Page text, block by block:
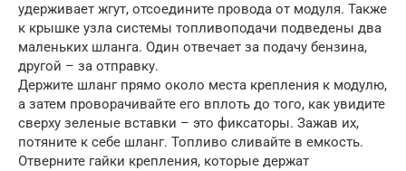
удерживает жгут, отсоедините провода от модуля. Также
к крышке узла системы топливоподачи подведены два
маленьких шланга. Один отвечает за подачу бензина,
другой – за отправку.
Держите шланг прямо около места крепления к модулю,
а затем проворачивайте его вплоть до того, как увидите
сверху зеленые вставки – это фиксаторы. Зажав их,
потяните к себе шланг. Топливо сливайте в емкость.
Отверните гайки крепления, которые держат